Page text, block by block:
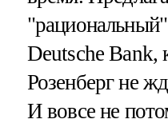
"рациональный"
Deutsche Bank,
Розенберг не
И вовсе не